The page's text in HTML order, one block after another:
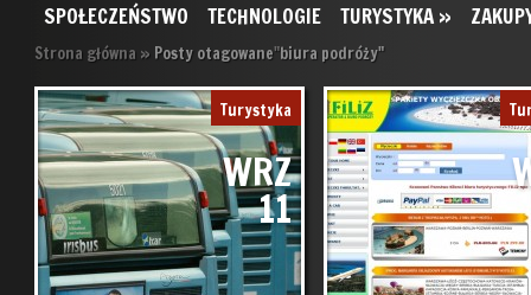
SPOŁECZEŃSTWO
TECHNOLOGIE TURYSTYKA »
Strona główna » Posty otagowane"biura podróży"
Turystyka
WRZ
11